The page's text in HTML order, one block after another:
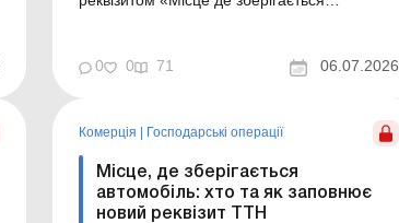
27 від 7 липня 2026 року Місце, де
0 0 71 06.07.2026
Комерція | Господарські операції
Місце, де зберігається
автомобіль: хто та як заповнює
новий реквізит ТТН